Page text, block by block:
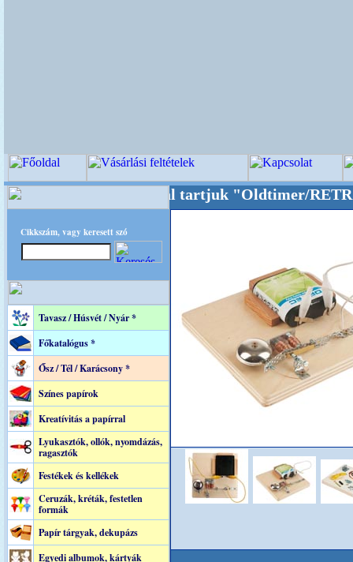
Cikkszám, vagy keresett szó
Tavasz / Húsvét / Nyár *
Főkatalógus *
Ősz / Tél / Karácsony *
Színes papírok
Kreatívitás a papírral
Lyukasztók, ollók, nyomdázás,
ragasztók
Festékek és kellékek
Ceruzák, kréták, festetlen
formák
Papír tárgyak, dekupázs
Egyedi albumok, kártyák
akarattal tartjuk "Oldtimer/RETRO"